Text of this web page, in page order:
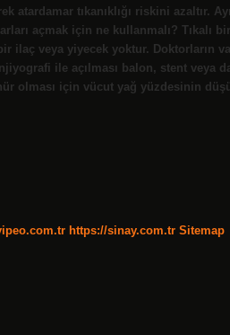
atardamar tıkanıklığı riskini azaltır.
açmak için ne kullanmalı? Tıkalı
ilaç veya yiyecek yoktur. Doktorların
ile açılması balon, stent veya
olması için vücut yağ yüzdesinin
https://sinay.com.tr Sitemap